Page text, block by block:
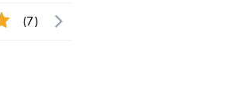
(7)